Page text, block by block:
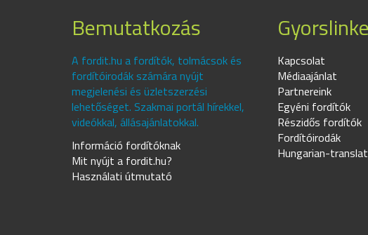
Bemutatkozás
A fordit.hu a fordítók, tolmácsok és
fordítóirodák számára nyújt
megjelenési és üzletszerzési
lehetőséget. Szakmai portál hírekkel,
videókkal, állásajánlatokkal.
Információ fordítóknak
Mit nyújt a fordit.hu?
Használati útmutató
Kapcsolat
Médiaajánlat
Partnereink
Egyéni fordítók
Részidős fordítók
Fordítóirodák
Hungarian-